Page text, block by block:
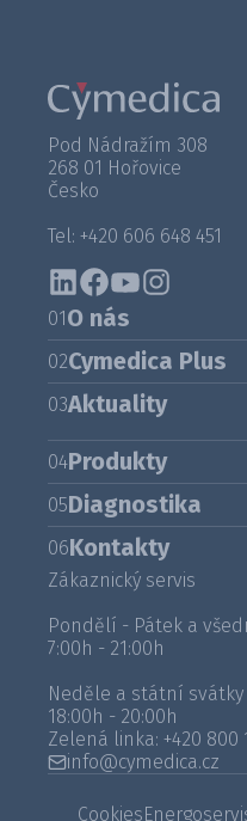
Pod Nádražím 308
268 01 Hořovice
Česko
Tel: +420 606 648 451
01O nás
02Cymedica Plus
03Aktuality
04Produkty
05Diagnostika
06Kontakty
Zákaznický servis
Pondělí - Pátek a
7:00h - 21:00h
Neděle a státní
18:00h - 20:00h
Zelená linka: +420 800
info@cymedica.cz
Cookies